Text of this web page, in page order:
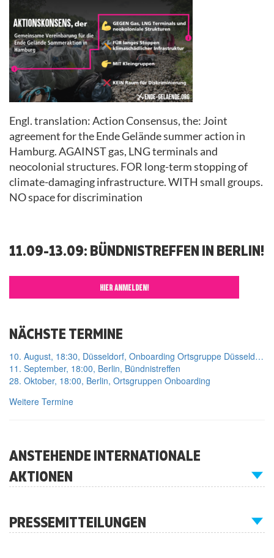
Engl. translation: Action Consensus, the: Joint
agreement for the Ende Gelände summer action in
Hamburg. AGAINST gas, LNG terminals and
neocolonial structures. FOR long-term stopping of
climate-damaging infrastructure. WITH small groups.
NO space for discrimination
11.09-13.09: BÜNDNISTREFFEN IN BERLIN!
HIER ANMELDEN!
NÄCHSTE TERMINE
10. August, 18:30, Düsseldorf, Onboarding Ortsgruppe Düsseldorf
11. September, 18:00, Berlin, Bündnistreffen
28. Oktober, 18:00, Berlin, Ortsgruppen Onboarding
Weitere Termine
ANSTEHENDE INTERNATIONALE
AKTIONEN
PRESSEMITTEILUNGEN